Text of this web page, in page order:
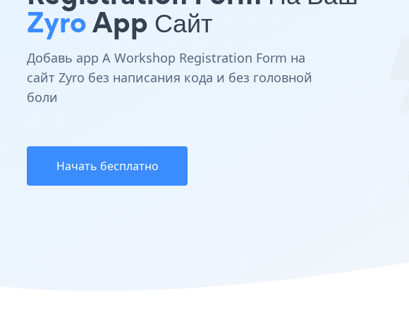
ZyroApp Сайт
Добавь app A Workshop Registration Form на
сайт Zyro без написания кода и без головной
боли
Начать бесплатно